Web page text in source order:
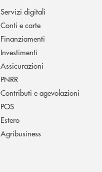
Servizi digitali
Conti e carte
Finanziamenti
Investimenti
Assicurazioni
PNRR
Contributi e agevolazioni
POS
Estero
Agribusiness